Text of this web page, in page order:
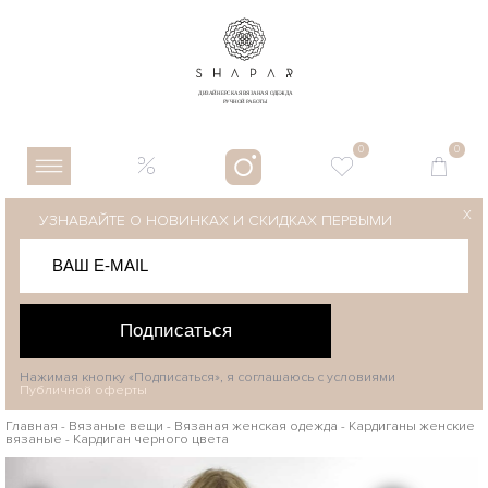
0 0
УЗНАВАЙТЕ О НОВИНКАХ И СКИДКАХ ПЕРВЫМИ
Подписаться
X
Нажимая кнопку «Подписаться», я соглашаюсь с условиями
Публичной оферты
Главная - Вязаные вещи - Вязаная женская одежда - Кардиганы женские
вязаные - Кардиган черного цвета